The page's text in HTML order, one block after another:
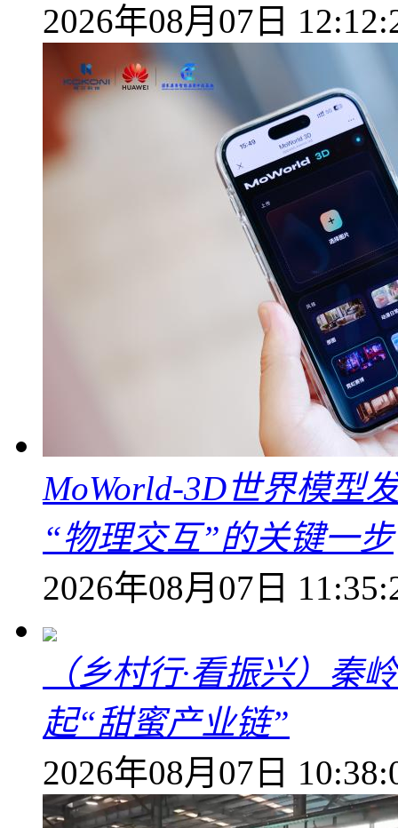
2026年08月07日
MoWorld-3D世界模型
“物理交互”的关键一步
2026年08月07日
（乡村行·看振兴）秦
起“甜蜜产业链”
2026年08月07日